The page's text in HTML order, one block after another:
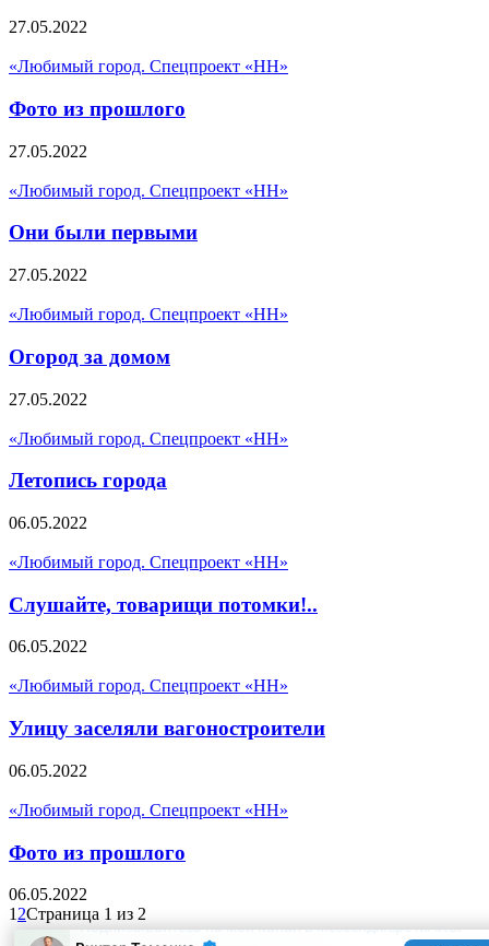
27.05.2022
«Любимый город. Спецпроект «НН»
Фото из прошлого
27.05.2022
«Любимый город. Спецпроект «НН»
Они были первыми
27.05.2022
«Любимый город. Спецпроект «НН»
Огород за домом
27.05.2022
«Любимый город. Спецпроект «НН»
Летопись города
06.05.2022
«Любимый город. Спецпроект «НН»
Слушайте, товарищи потомки!..
06.05.2022
«Любимый город. Спецпроект «НН»
Улицу заселяли вагоностроители
06.05.2022
«Любимый город. Спецпроект «НН»
Фото из прошлого
06.05.2022
12Страница 1 из 2